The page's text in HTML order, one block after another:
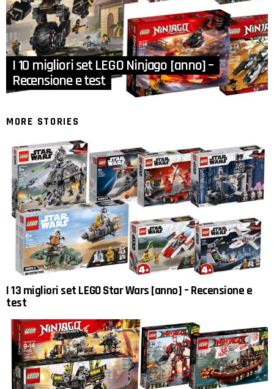
I 10 migliori set LEGO Ninjago [anno] –
Recensione e test
MORE STORIES
I 13 migliori set LEGO Star Wars [anno] – Recensione e
test